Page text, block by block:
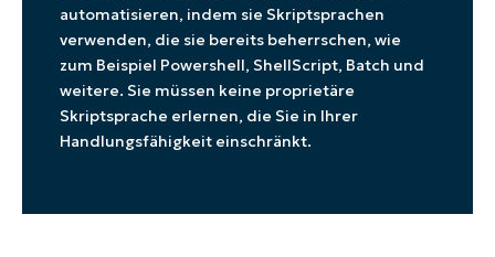
automatisieren, indem sie Skriptsprachen
verwenden, die sie bereits beherrschen, wie
zum Beispiel Powershell, ShellScript, Batch und
weitere. Sie müssen keine proprietäre
Skriptsprache erlernen, die Sie in Ihrer
Handlungsfähigkeit einschränkt.